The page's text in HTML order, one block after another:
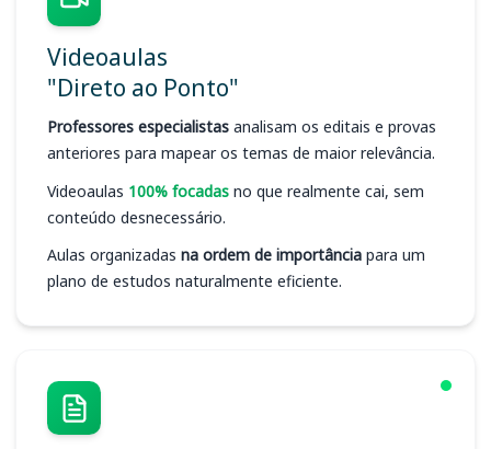
Videoaulas
"Direto ao Ponto"
Professores especialistas analisam os editais e provas
anteriores para mapear os temas de maior relevância.
Videoaulas 100% focadas no que realmente cai, sem
conteúdo desnecessário.
Aulas organizadas na ordem de importância para um
plano de estudos naturalmente eficiente.